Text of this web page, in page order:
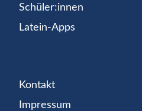
Schüler:innen
Latein-Apps
Kontakt
Impressum